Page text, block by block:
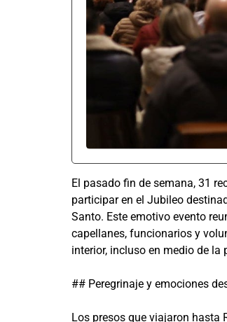
El pasado fin de semana, 31
participar en el Jubileo
Santo. Este emotivo evento
capellanes, funcionarios y
interior, incluso en medio de
## Peregrinaje y emociones
Los presos que viajaron hasta